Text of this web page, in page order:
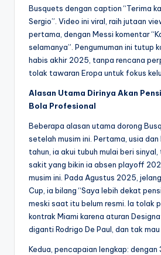
Busquets dengan caption “Terima
Sergio”. Video ini viral, raih jutaan
pertama, dengan Messi komentar
selamanya”. Pengumuman ini tutup
habis akhir 2025, tanpa rencana
tolak tawaran Eropa untuk fokus
Alasan Utama Dirinya Akan
Bola Profesional
Beberapa alasan utama dorong
setelah musim ini. Pertama, usia dan
tahun, ia akui tubuh mulai beri
sakit yang bikin ia absen playoff
musim ini. Pada Agustus 2025,
Cup, ia bilang “Saya lebih dekat
meski saat itu belum resmi. Ia tolak
kontrak Miami karena aturan
diganti Rodrigo De Paul, dan tak
Kedua, pencapaian lengkap: